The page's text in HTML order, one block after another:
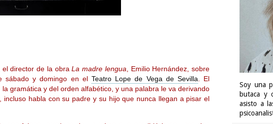
el director de la obraLa madre lengua , Emilio Hernández, sobre
sábado y domingo en el Teatro Lope de Vega de Sevilla . El
gramática y del orden alfabético, y una palabra le va derivando
habla con su padre y su hijo que nunca llegan a pisar el
Soy una
butaca y
asisto a